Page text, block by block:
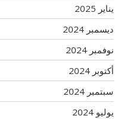
يناير 2025
ديسمبر 2024
نوفمبر 2024
أكتوبر 2024
سبتمبر 2024
يوليو 2024